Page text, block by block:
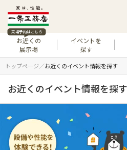
来場予約はこちら
お近くの
展示場
イベントを
探す
トップページ お近くのイベント情報を探す
お近くのイベント情報を探す